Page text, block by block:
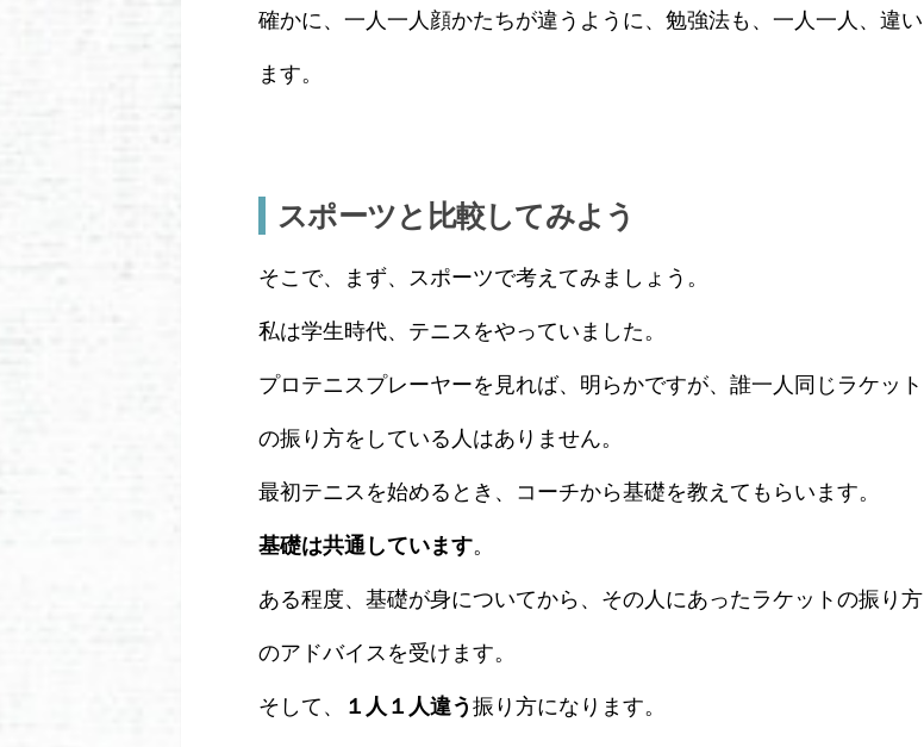
確かに、一人一人顔かたちが違うように、勉強法も、一人一人、違い
ます。
スポーツと比較してみよう
そこで、まず、スポーツで考えてみましょう。
私は学生時代、テニスをやっていました。
プロテニスプレーヤーを見れば、明らかですが、誰一人同じラケット
の振り方をしている人はありません。
最初テニスを始めるとき、コーチから基礎を教えてもらいます。
基礎は共通しています。
ある程度、基礎が身についてから、その人にあったラケットの振り方
のアドバイスを受けます。
そして、 １人１人違う 振り方になります。